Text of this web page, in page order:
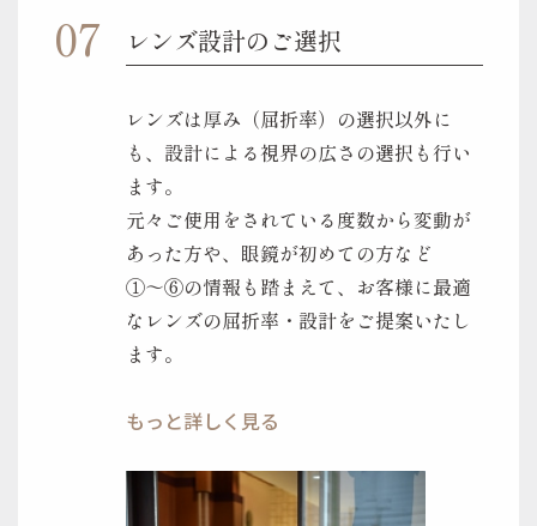
レンズ設計のご選択
レンズは厚み（屈折率）の選択以外に
も、設計による視界の広さの選択も行い
ます。
元々ご使用をされている度数から変動が
あった方や、眼鏡が初めての方など
①～⑥の情報も踏まえて、お客様に最適
なレンズの屈折率・設計をご提案いたし
ます。
もっと詳しく見る